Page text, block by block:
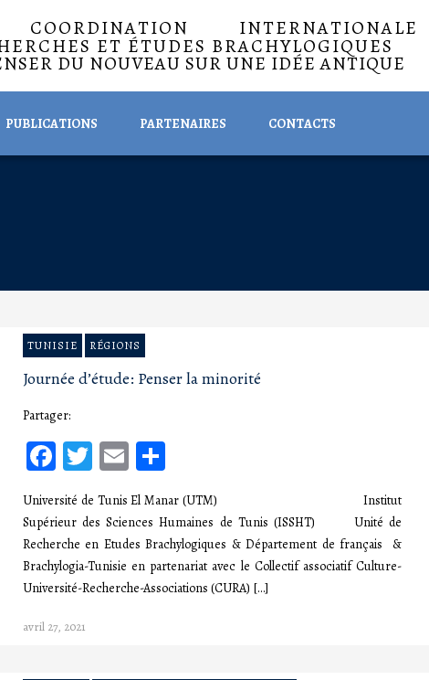
ET ÉTUDES BRACHYLOGIQUES
DU NOUVEAU SUR UNE IDÉE ANTIQUE
PUBLICATIONS PARTENAIRES CONTACTS
TUNISIE RÉGIONS
Journée d’étude: Penser la minorité
Partager:
Facebook
Twitter
Email
Université de Tunis El Manar (UTM) Institut
Supérieur des Sciences Humaines de Tunis (ISSHT) Unité de
Recherche en Etudes Brachylogiques & Département de français &
Brachylogia-Tunisie en partenariat avec le Collectif associatif Culture-
Université-Recherche-Associations (CURA) […]
avril 27, 2021